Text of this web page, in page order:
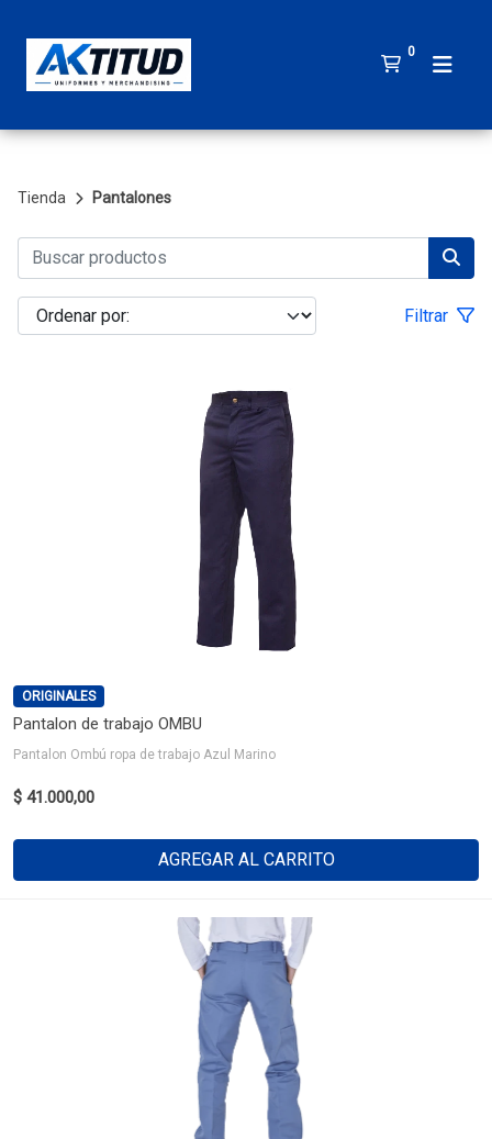
0
Tienda Pantalones
Filtrar
ORIGINALES
Pantalon de trabajo OMBU
Pantalon Ombú ropa de trabajo Azul Marino
$ 41.000,00
AGREGAR AL CARRITO